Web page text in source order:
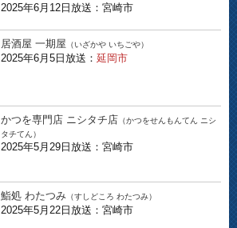
2025年6月12日放送：宮崎市
居酒屋 一期屋 （いざかや いちごや）
2025年6月5日放送： 延岡市
かつを専門店 ニシタチ店 （かつをせんもんてん ニシ
タチてん）
2025年5月29日放送：宮崎市
鮨処 わたつみ （すしどころ わたつみ）
2025年5月22日放送：宮崎市